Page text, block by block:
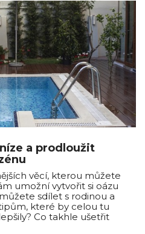
a prodloužit
věcí, kterou můžete
umožní vytvořit si oázu
sdílet s rodinou a
které by celou tu
Co takhle ušetřit